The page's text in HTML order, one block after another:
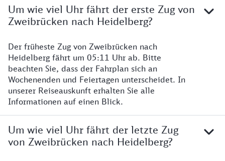
Um wie viel Uhr fährt der erste Zug von
Zweibrücken nach Heidelberg?
Der früheste Zug von Zweibrücken nach
Heidelberg fährt um 05:11 Uhr ab. Bitte
beachten Sie, dass der Fahrplan sich an
Wochenenden und Feiertagen unterscheidet. In
unserer Reiseauskunft erhalten Sie alle
Informationen auf einen Blick.
Um wie viel Uhr fährt der letzte Zug
von Zweibrücken nach Heidelberg?